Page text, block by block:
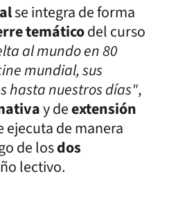
se integra de forma
temáticodel curso
al mundo en 80
mundial, sus
hasta nuestros días",
y deextensión
ejecuta de manera
de losdos
lectivo.